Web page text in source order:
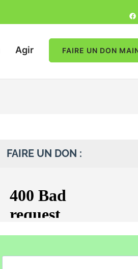
Agir FAIRE UN DON
FAIRE UN DON :